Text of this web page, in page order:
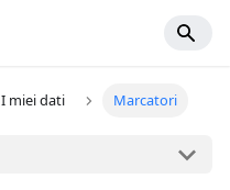
I miei dati Marcatori